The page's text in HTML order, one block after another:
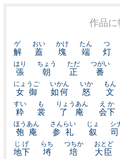
作品に
解
ゲ
蓋
おい
塊
かけ
端
たん
灯
つ
張
はり
朝
ちょう
正
ただ
番
つがい
女御
にょうご
如何
いかん
怒
いか
文
もん
粋
すい
裳
も
了庵
りょうあん
会下
えか
匏庵
ほうあん
参礼
さんらい
叙
じょ シ
地下
じげ
埓
らち
培
つちか
大臣
おとど